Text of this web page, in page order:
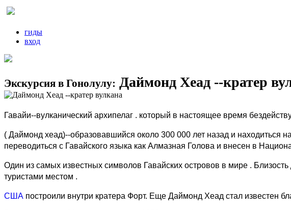
гиды
вход
Экскурсия в Гонолулу: Даймонд Хеад --кратер
Гавайи--вулканический архипелаг . который в настоящее время
( Даймонд хеад)--образовавшийся около 300 000 лет назад и находиться
переводиться с Гавайского языка как Алмазная Голова и внесен в
Один из самых известных символов Гавайских островов в мире .
туристами местом .
США построили внутри кратера Форт. Еще Даймонд Хеад стал известен